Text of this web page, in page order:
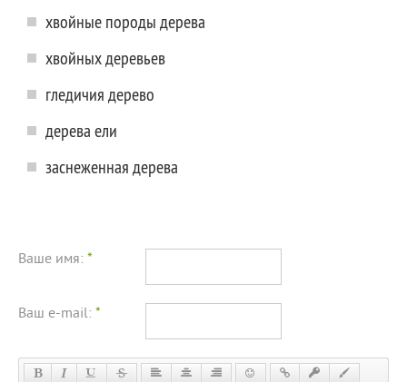
хвойные породы дерева
хвойных деревьев
гледичия дерево
дерева ели
заснеженная дерева
Ваше имя: *
Ваш e-mail: *